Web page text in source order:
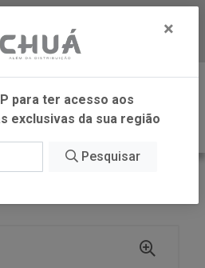
Baixe já nosso APP
0
×
para ter acesso aos
exclusivas da sua região
Pesquisar